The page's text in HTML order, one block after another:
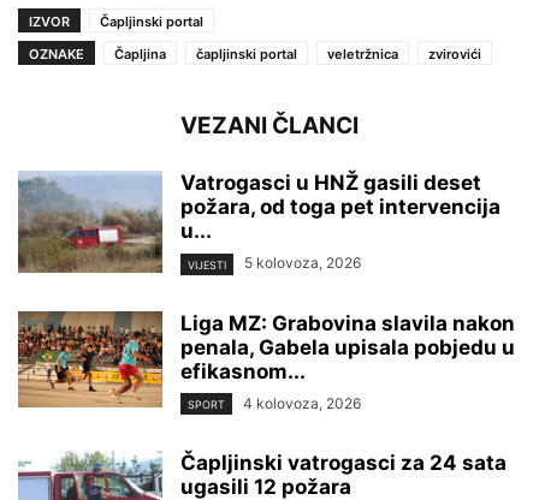
IZVOR
Čapljinski portal
OZNAKE
Čapljina čapljinski portal veletržnica zvirovići
VEZANI ČLANCI
Vatrogasci u HNŽ gasili deset
požara, od toga pet intervencija
u...
VIJESTI 5 kolovoza, 2026
Liga MZ: Grabovina slavila nakon
penala, Gabela upisala pobjedu u
efikasnom...
SPORT 4 kolovoza, 2026
Čapljinski vatrogasci za 24 sata
ugasili 12 požara